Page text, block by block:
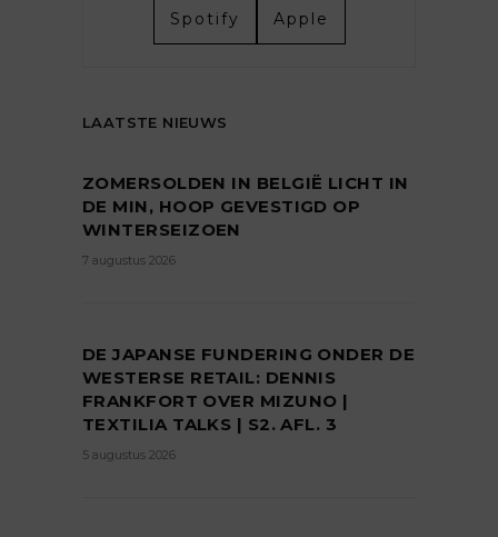
Spotify Apple
LAATSTE NIEUWS
ZOMERSOLDEN IN BELGIË LICHT IN
DE MIN, HOOP GEVESTIGD OP
WINTERSEIZOEN
7 augustus 2026
DE JAPANSE FUNDERING ONDER DE
WESTERSE RETAIL: DENNIS
FRANKFORT OVER MIZUNO |
TEXTILIA TALKS | S2. AFL. 3
5 augustus 2026